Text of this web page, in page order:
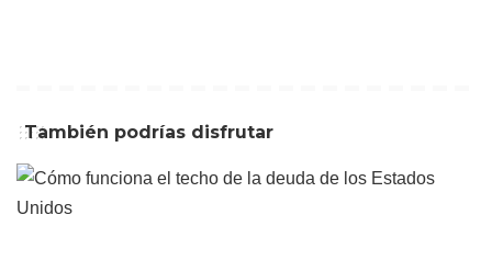
También podrías disfrutar